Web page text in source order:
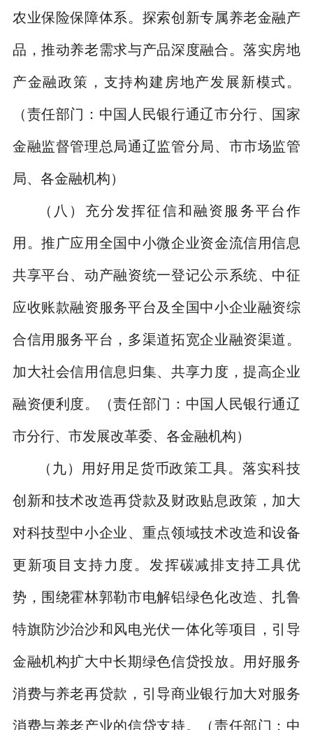
农业保险保障体系。探索创新专属养老金融产
品，推动养老需求与产品深度融合。落实房地
产金融政策，支持构建房地产发展新模式。
（责任部门：中国人民银行通辽市分行、国家
金融监督管理总局通辽监管分局、市市场监管
局、各金融机构）
（八）充分发挥征信和融资服务平台作
用。推广应用全国中小微企业资金流信用信息
共享平台、动产融资统一登记公示系统、中征
应收账款融资服务平台及全国中小企业融资综
合信用服务平台，多渠道拓宽企业融资渠道。
加大社会信用信息归集、共享力度，提高企业
融资便利度。 （责任部门：中国人民银行通辽
市分行、市发展改革委、各金融机构）
（九）用好用足货币政策工具。落实科技
创新和技术改造再贷款及财政贴息政策，加大
对科技型中小企业、重点领域技术改造和设备
更新项目支持力度。发挥碳减排支持工具优
势，围绕霍林郭勒市电解铝绿色化改造、扎鲁
特旗防沙治沙和风电光伏一体化等项目，引导
金融机构扩大中长期绿色信贷投放。用好服务
消费与养老再贷款，引导商业银行加大对服务
消费与养老产业的信贷支持。 （责任部门：中